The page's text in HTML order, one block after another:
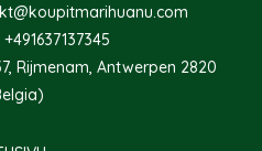
+491637137345
Rijmenam, Antwerpen 2820